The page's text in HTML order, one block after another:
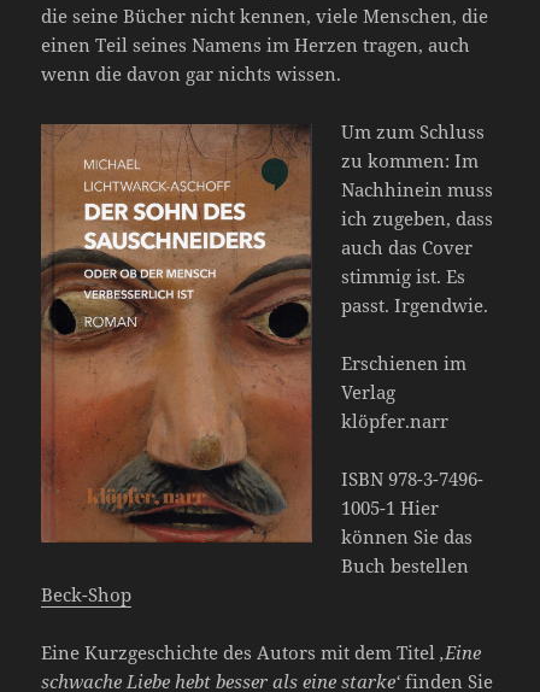
die seine Bücher nicht kennen, viele Menschen, die
einen Teil seines Namens im Herzen tragen, auch
wenn die davon gar nichts wissen.
Um zum Schluss
zu kommen: Im
Nachhinein muss
ich zugeben, dass
auch das Cover
stimmig ist. Es
passt. Irgendwie.
Erschienen im
Verlag
klöpfer.narr
ISBN 978-3-7496-
1005-1 Hier
können Sie das
Buch bestellen
Beck-Shop
Eine Kurzgeschichte des Autors mit dem Titel‚Eine
schwache Liebe hebt besser als eine starke‘finden Sie